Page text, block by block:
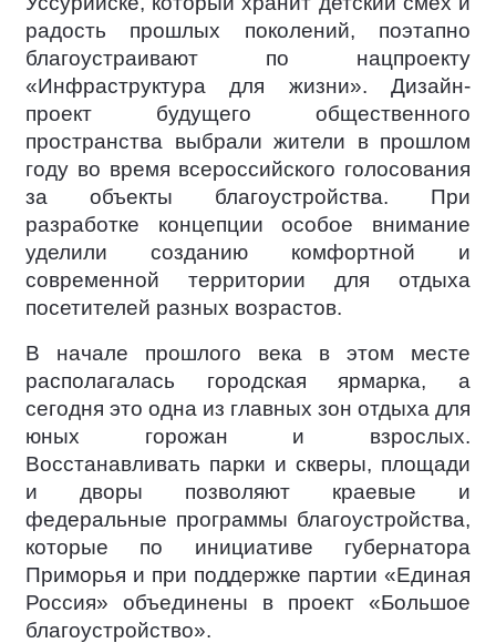
радость прошлых поколений, поэтапно
благоустраивают по нацпроекту
«Инфраструктура для жизни». Дизайн-
проект будущего общественного
пространства выбрали жители в прошлом
году во время всероссийского голосования
за объекты благоустройства. При
разработке концепции особое внимание
уделили созданию комфортной и
современной территории для отдыха
посетителей разных возрастов.
В начале прошлого века в этом месте
располагалась городская ярмарка, а
сегодня это одна из главных зон отдыха для
юных горожан и взрослых.
Восстанавливать парки и скверы, площади
и дворы позволяют краевые и
федеральные программы благоустройства,
которые по инициативе губернатора
Приморья и при поддержке партии «Единая
Россия» объединены в проект «Большое
благоустройство».